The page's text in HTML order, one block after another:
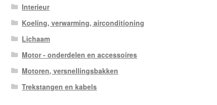
Interieur
Koeling, verwarming, airconditioning
Lichaam
Motor - onderdelen en accessoires
Motoren, versnellingsbakken
Trekstangen en kabels